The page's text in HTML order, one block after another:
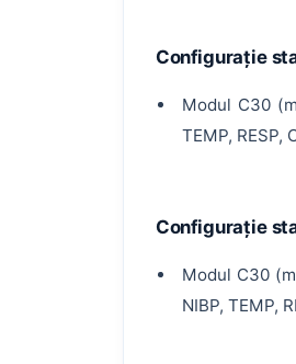
Configurație
Modul C30
TEMP,
Configurație
Modul C30
NIBP, TEMP,